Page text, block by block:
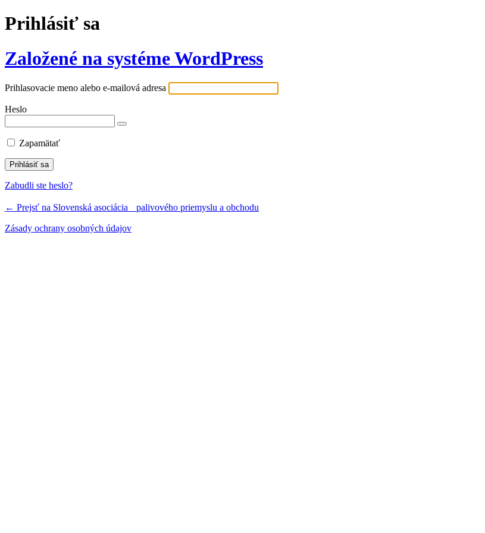
Prihlásiť sa
Založené na systéme WordPress
Prihlasovacie meno alebo e-mailová adresa
Heslo
Zapamätať
Zabudli ste heslo?
← Prejsť na Slovenská asociácia palivového priemyslu a obchodu
Zásady ochrany osobných údajov